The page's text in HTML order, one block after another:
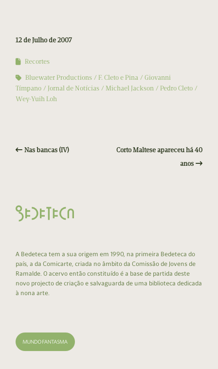
12 de Julho de 2007
Recortes
Bluewater Productions
F. Cleto e Pina
Giovanni
Tímpano
Jornal de Notícias Michael Jackson
Pedro Cleto
Wey-Yuih Loh
Nas bancas (IV)
Corto Maltese apareceu há 40
anos
A Bedeteca tem a sua origem em 1990, na primeira Bedeteca do
país, a da Comicarte, criada no âmbito da Comissão de Jovens de
Ramalde. O acervo então constituído é a base de partida deste
novo projecto de criação e salvaguarda de uma biblioteca dedicada
à nona arte.